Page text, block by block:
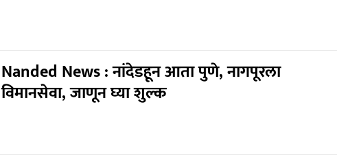
Nanded News : नांदेडहून आता पुणे, नागपूरला
विमानसेवा, जाणून घ्या शुल्क